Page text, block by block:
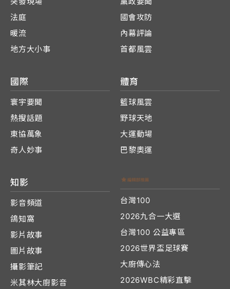
法庭
暖流
地方大小事
國會攻防
內幕評論
首都風雲
國際
寰宇要聞
熱搜話題
東協萬象
奇人妙事
體育
籃球風雲
野球天地
大運動場
巴黎奧運
知影
影音頻道
鴿知窩
影片故事
圖片故事
攝影筆記
米其林大廚影音
台灣100
2026九合一大選
台灣100 公益專區
2026世界盃足球賽
大廚傳心法
2026WBC精彩直擊